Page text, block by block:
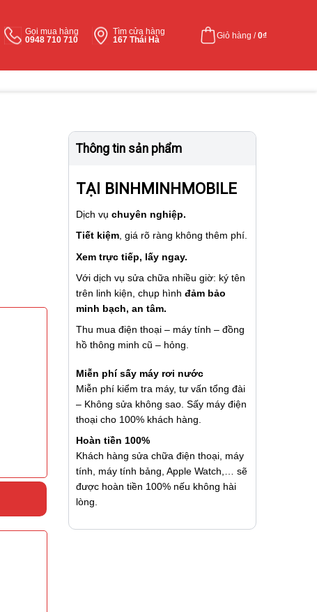
Gọi mua hàng
0948 710 710
Tìm cửa hàng
167 Thái Hà
Giỏ hàng /0₫
Thông tin sản phẩm
TẠI BINHMINHMOBILE
Dịch vụ chuyên nghiệp.
Tiết kiệm, giá rõ ràng không thêm phí.
Xem trực tiếp, lấy ngay.
Với dịch vụ sửa chữa nhiều giờ: ký tên
trên linh kiện, chụp hình đảm bảo
minh bạch, an tâm.
Thu mua điện thoại – máy tính – đồng
hồ thông minh cũ – hỏng.
Miễn phí sấy máy rơi nước
Miễn phí kiểm tra máy, tư vấn tổng đài
– Không sửa không sao. Sấy máy điện
thoại cho 100% khách hàng.
Hoàn tiền 100%
Khách hàng sửa chữa điện thoại, máy
tính, máy tính bảng, Apple Watch,… sẽ
được hoàn tiền 100% nếu không hài
lòng.